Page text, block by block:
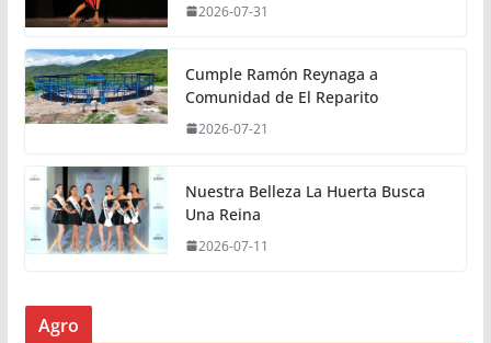
2026-07-31
Cumple Ramón Reynaga a
Comunidad de El Reparito
2026-07-21
Nuestra Belleza La Huerta Busca
Una Reina
2026-07-11
Agro